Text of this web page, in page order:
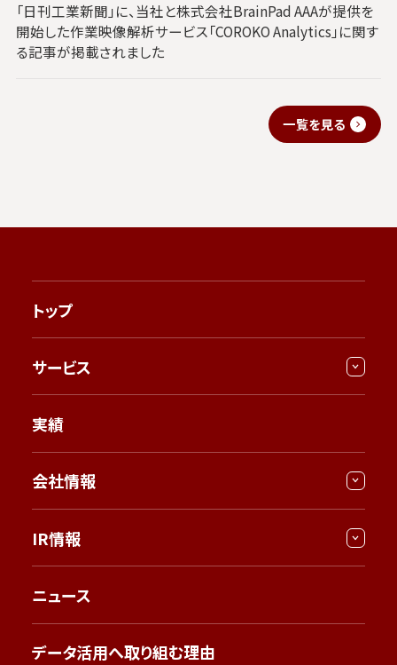
「日刊工業新聞」に、当社と株式会社BrainPad AAAが提供を
開始した作業映像解析サービス「COROKO Analytics」に関す
る記事が掲載されました
一覧を見る
トップ
サービス
実績
会社情報
IR情報
ニュース
データ活用へ取り組む理由